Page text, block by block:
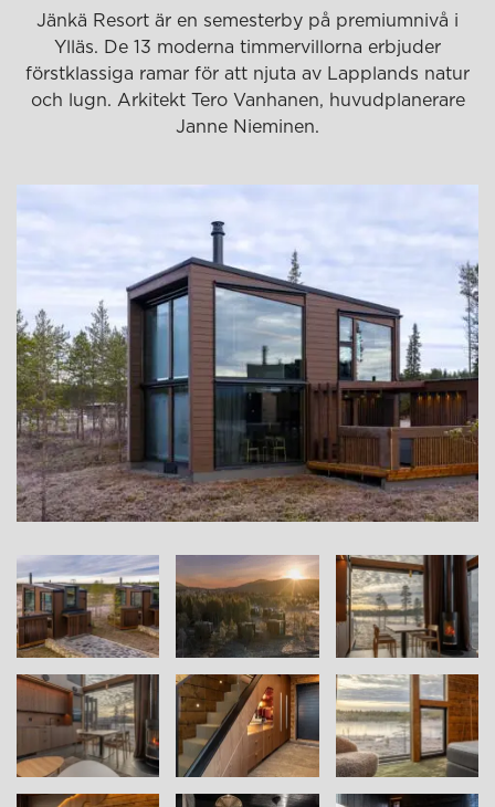
Jänkä Resort är en semesterby på premiumnivå i
Ylläs. De 13 moderna timmervillorna erbjuder
förstklassiga ramar för att njuta av Lapplands natur
och lugn. Arkitekt Tero Vanhanen, huvudplanerare
Janne Nieminen.